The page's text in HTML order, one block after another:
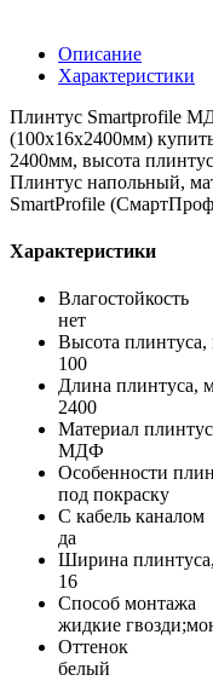
Описание
Характеристики
Плинтус Smartprofile
(100х16х2400мм)
2400мм, высота
Плинтус напольный,
SmartProfile
Характеристики
Влагостойкость
нет
Высота
100
Длина плинтуса,
2400
Материал
МДФ
Особенности
под покраску
С кабель каналом
да
Ширина
16
Способ монтажа
жидкие
Оттенок
белый